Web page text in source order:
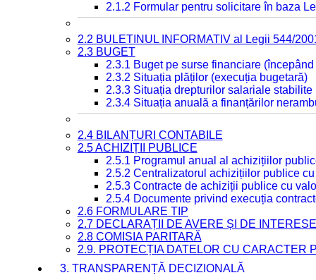
2.1.2 Formular pentru solicitare în baza
2.2 BULETINUL INFORMATIV al Legii 544/
2.3 BUGET
2.3.1 Buget pe surse financiare
2.3.2 Situația plăților (execuția bugetară)
2.3.3 Situația drepturilor salariale
2.3.4 Situația anuală a finanțărilor
2.4 BILANȚURI CONTABILE
2.5 ACHIZIȚII PUBLICE
2.5.1 Programul anual al achizițiilor
2.5.2 Centralizatorul achizițiilor publice
2.5.3 Contracte de achiziții publice cu
2.5.4 Documente privind execuția
2.6 FORMULARE TIP
2.7 DECLARAȚII DE AVERE ȘI DE INTERESE
2.8 COMISIA PARITARĂ
2.9. PROTECȚIA DATELOR CU CARACTER
3. TRANSPARENȚĂ DECIZIONALĂ